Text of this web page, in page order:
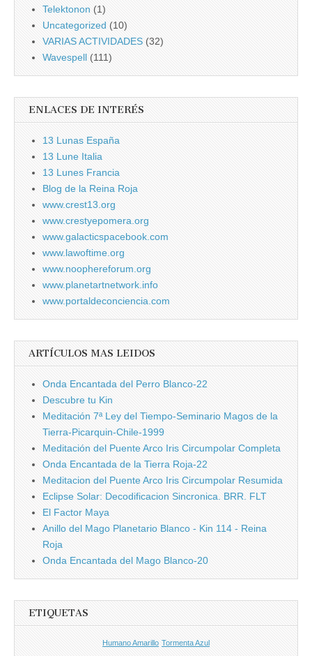
Telektonon (1)
Uncategorized (10)
VARIAS ACTIVIDADES (32)
Wavespell (111)
ENLACES DE INTERÉS
13 Lunas España
13 Lune Italia
13 Lunes Francia
Blog de la Reina Roja
www.crest13.org
www.crestyepomera.org
www.galacticspacebook.com
www.lawoftime.org
www.noophereforum.org
www.planetartnetwork.info
www.portaldeconciencia.com
ARTÍCULOS MAS LEIDOS
Onda Encantada del Perro Blanco-22
Descubre tu Kin
Meditación 7ª Ley del Tiempo-Seminario Magos de la
Tierra-Picarquin-Chile-1999
Meditación del Puente Arco Iris Circumpolar Completa
Onda Encantada de la Tierra Roja-22
Meditacion del Puente Arco Iris Circumpolar Resumida
Eclipse Solar: Decodificacion Sincronica. BRR. FLT
El Factor Maya
Anillo del Mago Planetario Blanco - Kin 114 - Reina
Roja
Onda Encantada del Mago Blanco-20
ETIQUETAS
Humano Amarillo Tormenta Azul